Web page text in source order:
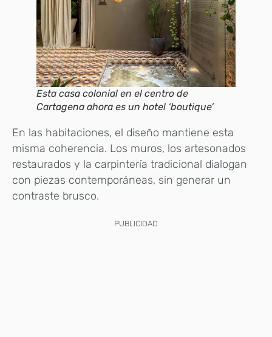
Esta casa colonial en el centro de
Cartagena ahora es un hotel ‘boutique’
En las habitaciones, el diseño mantiene esta
misma coherencia. Los muros, los artesonados
restaurados y la carpintería tradicional dialogan
con piezas contemporáneas, sin generar un
contraste brusco.
PUBLICIDAD